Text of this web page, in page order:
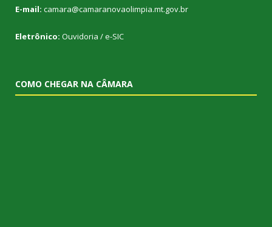
E-mail: camara@camaranovaolimpia.mt.gov.br
Eletrônico: Ouvidoria /e-SIC
COMO CHEGAR NA CÂMARA